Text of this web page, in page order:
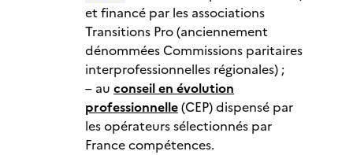
et financé par les associations
Transitions Pro (anciennement
dénommées Commissions paritaires
interprofessionnelles régionales) ;
– au conseil en évolution
professionnelle(CEP) dispensé par
les opérateurs sélectionnés par
France compétences.